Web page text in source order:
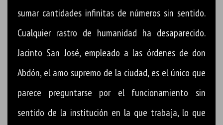
sumar cantidades infinitas de números sin sentido.
Cualquier rastro de humanidad ha desaparecido.
Jacinto San José, empleado a las órdenes de don
Abdón, el amo supremo de la ciudad, es el único que
parece preguntarse por el funcionamiento sin
sentido de la institución en la que trabaja, lo que